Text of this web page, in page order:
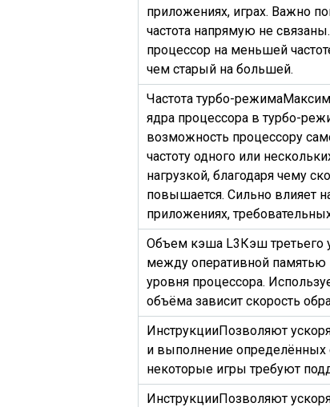
приложениях, играх. Важно
частота напрямую не
процессор на меньшей
чем старый на большей.
Частота турбо-режима
ядра процессора в турбо-
возможность процессору
частоту одного или
нагрузкой, благодаря чему
повышается. Сильно влияет
приложениях, требовательных
Объем кэша L3Кэш третьего
между оперативной
уровня процессора.
объёма зависит скорость
ИнструкцииПозволяют
и выполнение определённых
некоторые игры требуют
ИнструкцииПозволяют